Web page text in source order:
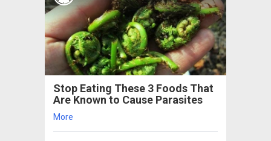
Stop Eating These 3 Foods That
Are Known to Cause Parasites
More